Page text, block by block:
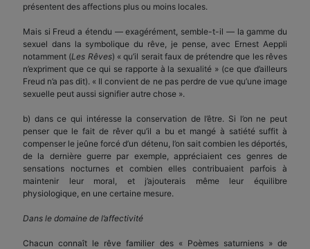
présentent des affections plus ou moins locales.
Mais si Freud a étendu — exagérément, semble-t-il — la gamme du
sexuel dans la symbolique du rêve, je pense, avec Ernest Aeppli
notamment (Les Rêves) « qu’il serait faux de prétendre que les rêves
n’expriment que ce qui se rapporte à la sexualité » (ce que d’ailleurs
Freud n’a pas dit). « Il convient de ne pas perdre de vue qu’une image
sexuelle peut aussi signifier autre chose ».
b) dans ce qui intéresse la conservation de l’être. Si l’on ne peut
penser que le fait de rêver qu’il a bu et mangé à satiété suffit à
compenser le jeûne forcé d’un détenu, l’on sait combien les déportés,
de la dernière guerre par exemple, appréciaient ces genres de
sensations nocturnes et combien elles contribuaient parfois à
maintenir leur moral, et j’ajouterais même leur équilibre
physiologique, en une certaine mesure.
Dans le domaine de l’affectivité
Chacun connaît le rêve familier des « Poèmes saturniens » de